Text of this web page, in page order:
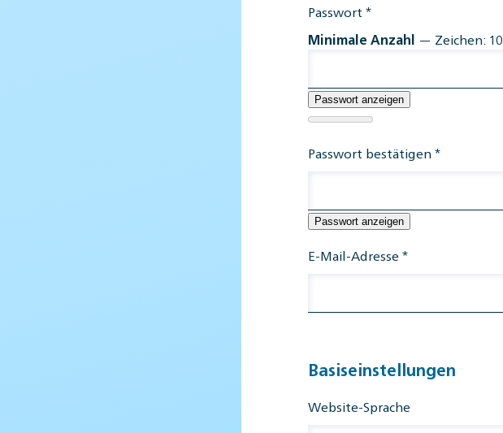
Passwort *
Minimale Anzahl — Zeichen: 10
Passwort anzeigen
Passwort bestätigen*
Passwort anzeigen
E-Mail-Adresse *
Basiseinstellungen
Website-Sprache